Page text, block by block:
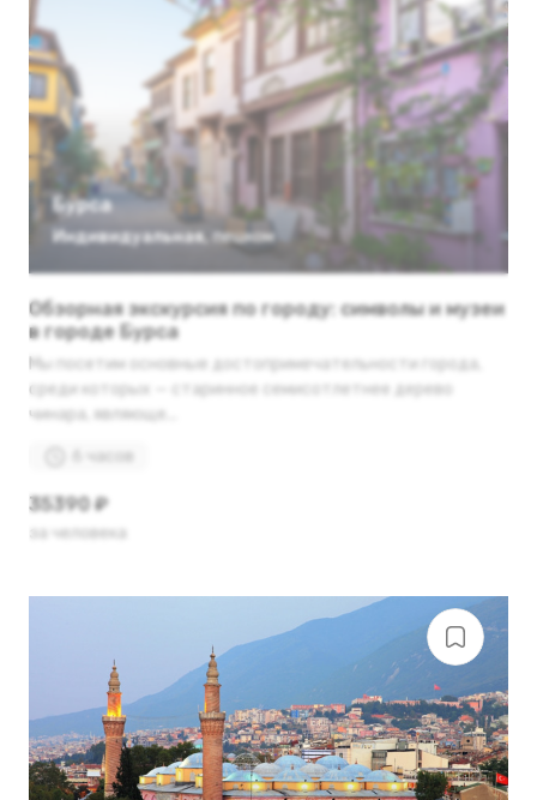
Бурса
Индивидуальная, пешком
Обзорная экскурсия по городу: символы и музеи
в городе Бурса
Мы посетим основные достопримечательности города,
среди которых — старинное семисотлетнее дерево
чинара, являюще...
6 часов
35390 ₽
за человека